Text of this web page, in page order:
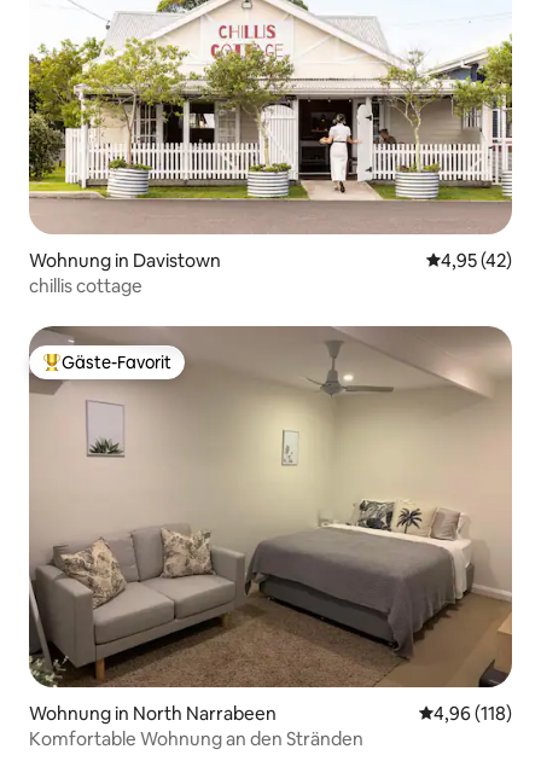
Wohnung in Davistown
4,95 (42)
chillis cottage
Beliebter Gäste-Favorit.
Gäste-Favorit
Wohnung in North Narrabeen
4,96 (118)
Komfortable Wohnung an den Stränden